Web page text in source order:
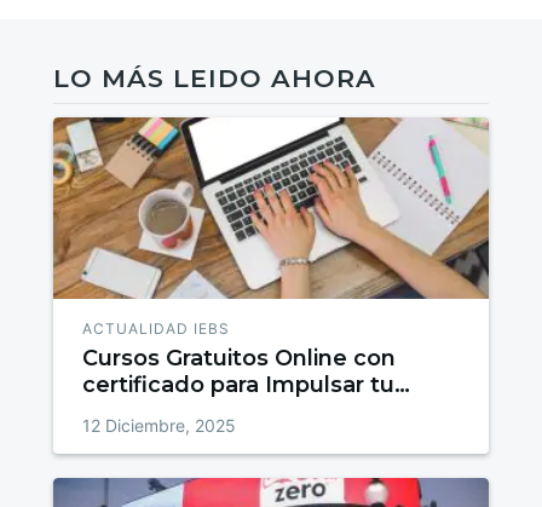
LO MÁS LEIDO AHORA
ACTUALIDAD IEBS
Cursos Gratuitos Online con
certificado para Impulsar tu
12 Diciembre, 2025